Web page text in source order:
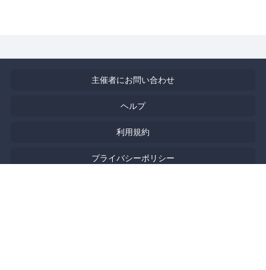
主催者にお問い合わせ
ヘルプ
利用規約
プライバシーポリシー